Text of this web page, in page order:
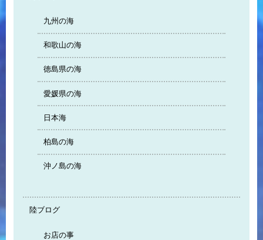
九州の海
和歌山の海
徳島県の海
愛媛県の海
日本海
柏島の海
沖ノ島の海
陸ブログ
お店の事